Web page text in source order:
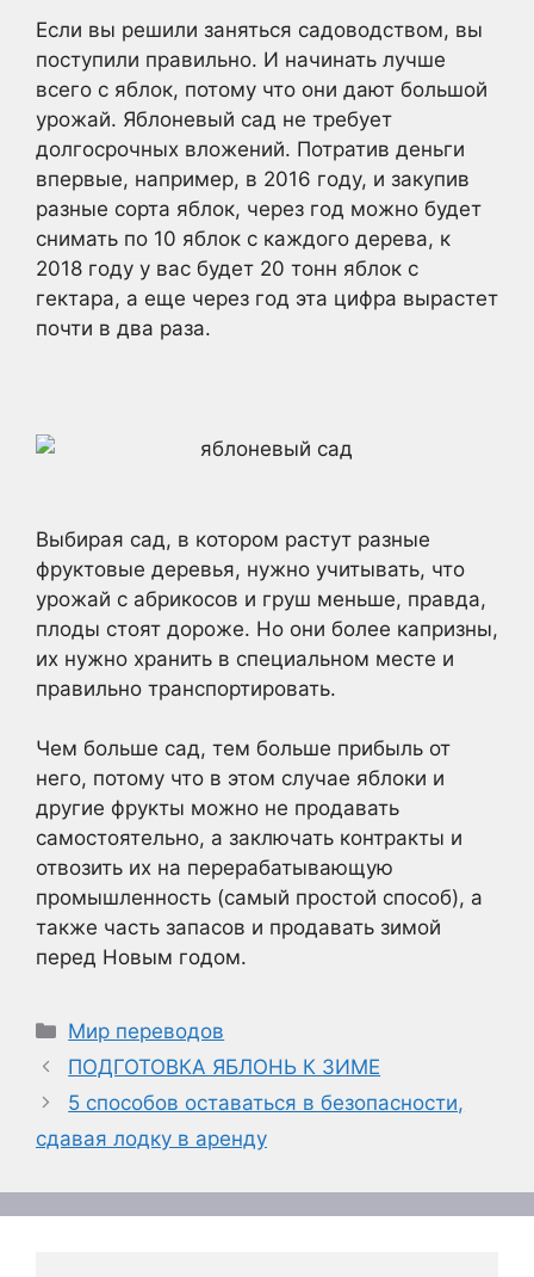
Если вы решили заняться садоводством, вы
поступили правильно. И начинать лучше
всего с яблок, потому что они дают большой
урожай. Яблоневый сад не требует
долгосрочных вложений. Потратив деньги
впервые, например, в 2016 году, и закупив
разные сорта яблок, через год можно будет
снимать по 10 яблок с каждого дерева, к
2018 году у вас будет 20 тонн яблок с
гектара, а еще через год эта цифра вырастет
почти в два раза.
Выбирая сад, в котором растут разные
фруктовые деревья, нужно учитывать, что
урожай с абрикосов и груш меньше, правда,
плоды стоят дороже. Но они более капризны,
их нужно хранить в специальном месте и
правильно транспортировать.
Чем больше сад, тем больше прибыль от
него, потому что в этом случае яблоки и
другие фрукты можно не продавать
самостоятельно, а заключать контракты и
отвозить их на перерабатывающую
промышленность (самый простой способ), а
также часть запасов и продавать зимой
перед Новым годом.
Рубрики
Мир переводов
ПОДГОТОВКА ЯБЛОНЬ К ЗИМЕ
5 способов оставаться в безопасности,
сдавая лодку в аренду